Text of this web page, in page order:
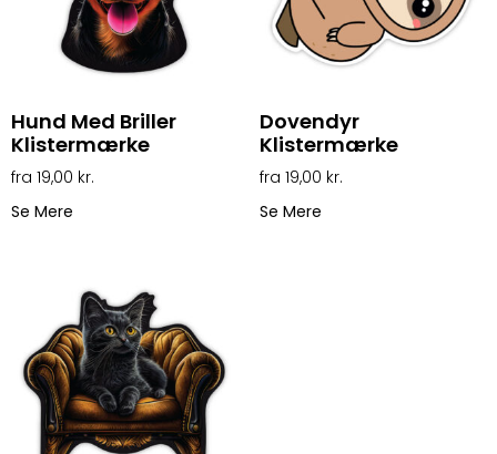
Hund Med Briller
Klistermærke
19,00 kr.
Se Mere
Dovendyr
Klistermærke
19,00 kr.
Se Mere